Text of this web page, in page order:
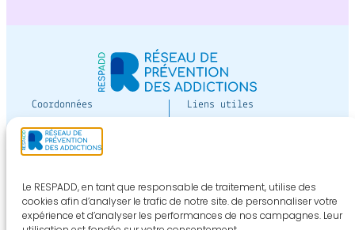
Le RESPADD, en tant que responsable de traitement, utilise des
cookies afin d’analyser le trafic de notre site. de personnaliser votre
expérience et d’analyser les performances de nos campagnes. Leur
Coordonnées
12 av Paul-Vaillant-
Couturier
bâtiment Jean Moreau
94800 VILLEJUIF
Téléphone :01 40 44 50
Liens utiles
Nous contacter
S'inscrire aux